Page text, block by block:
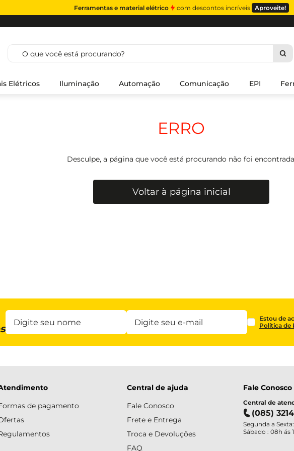
Ferramentas e material elétrico com descontos incríveis Aproveite!
O que você está procurando?
Elétricos Iluminação Automação Comunicação EPI
ERRO
Desculpe, a página que você está procurando não foi
Voltar à página inicial
Estou de
Política de
de pagamento
Central de ajuda
Fale Conosco
Frete e Entrega
Troca e Devoluções
FAQ
Fale Conosco
Central de
(085)
Segunda a
Sábado : 08h ás